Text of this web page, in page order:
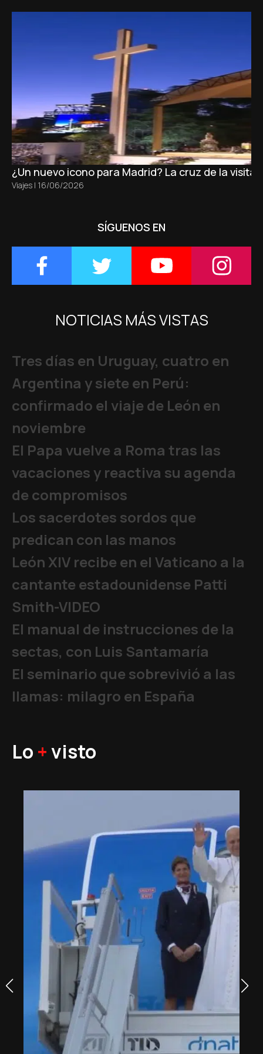
¿Un nuevo icono para Madrid? La cruz de la visita
Viajes | 16/06/2026
SÍGUENOS EN
NOTICIAS MÁS VISTAS
Tres días en Uruguay, cuatro en
Argentina y siete en Perú:
confirmado el viaje de León en
noviembre
El Papa vuelve a Roma tras las
vacaciones y reactiva su agenda
de compromisos
Los sacerdotes sordos que
predican con las manos
León XIV recibe en el Vaticano a la
cantante estadounidense Patti
Smith-VIDEO
El manual de instrucciones de la
sectas, con Luis Santamaría
El seminario que sobrevivió a las
llamas: milagro en España
Lo +visto